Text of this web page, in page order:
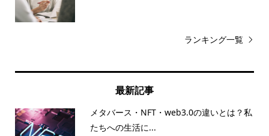
ランキング一覧
最新記事
メタバース・NFT・web3.0の違いとは？私
たちへの生活に...